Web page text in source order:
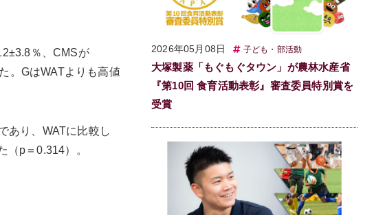
％、CMSが
。GはWATよりも高値
あり、WATに比較し
p＝0.314）。
2026年05月08日 子ども・部活動
大塚製薬「もぐもぐタウン」が農林水産省
『第10回 食育活動表彰』審査委員特別賞を
受賞